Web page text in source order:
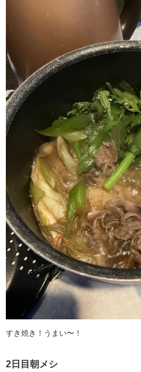
すき焼き！うまい〜！
2日目朝メシ